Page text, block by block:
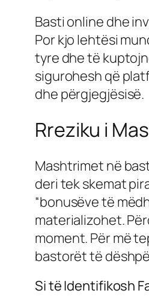
Basti online dhe
Por kjo lehtësi
tyre dhe të
sigurohesh që
dhe përgjegjësisë.
Rreziku i
Mashtrimet në
deri tek skemat
“bonusëve të
materializohet.
moment. Për më
bastorët të
Si të Identifikosh